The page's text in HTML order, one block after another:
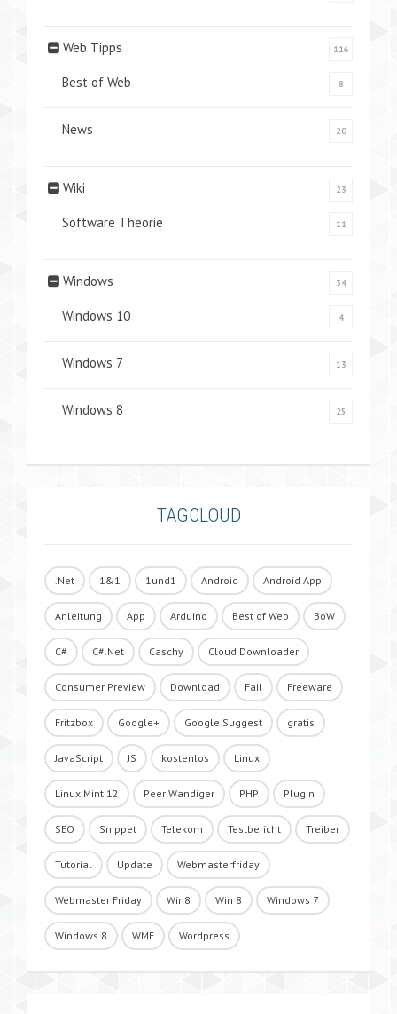
Web Tipps 116
Best of Web 8
News 20
Wiki 23
Software Theorie 11
Windows 34
Windows 10 4
Windows 7 13
Windows 8 25
TAGCLOUD
.Net 1&1 1und1 Android Android App
Anleitung App Arduino Best of Web BoW
C# C#.Net Caschy Cloud Downloader
Consumer Preview Download Fail Freeware
Fritzbox Google+ Google Suggest gratis
JavaScript JS kostenlos Linux
Linux Mint 12 Peer Wandiger PHP Plugin
SEO Snippet Telekom Testbericht Treiber
Tutorial Update Webmasterfriday
Webmaster Friday Win8 Win 8 Windows 7
Windows 8 WMF Wordpress